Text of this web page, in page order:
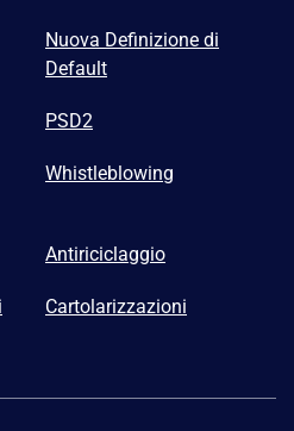
Nuova Definizione di
Default
PSD2
Whistleblowing
Antiriciclaggio
Cartolarizzazioni